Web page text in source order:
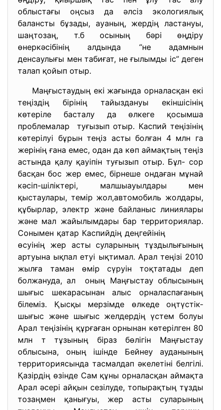
облыстағы оңсыз да әлсіз экологиялық
балансты бұзады, ауаның, жердің ластануы,
шаңтозаң, т.б осының бәрі өңдіру
өнеркәсібінің алдында “не адамнын
денсаулығы мен табиғат, не ғылымды іс” деген
талап қойып отыр.
Маңғыстаудың екі жағында орналасқан екі
теңіздің бірінің тайыздануы екіншісінің
көтеріле басталу да өлкеге қосымша
проблемалар туғызып отыр. Каспий теңізінің
көтерілуі бұрын теңіз асты болған 4 млн га
жерінің ғана емес, одан да көп аймақтың теңіз
астында қалу қауіпін туғызып отыр. Бұл- сор
басқан бос жер емес, бірнеше ондаған мұнай
кәсіп-шіліктері, малшыауылдары мен
қыстаулары, темір жол,автомобиль жолдары,
құбырлар, электр және байланыс линиялары
және мал жайылымдары бар территориялар.
Сонымен қатар Каспийдің деңгейінің
өсуінің жер асты суларының тұздылығының
артуына ықпал етуі ықтимал. Арал теңізі 2010
жылға таман өмір сүруін тоқтатады деп
болжануда, ал оның Маңғыстау облысының
шығыс шекарасынан алыс орналаспағаның
білеміз. Қысқы мерзімде өлкеде оңтүстік-
шығыс және шығыс желдердің үстем болуы
Арал теңізінің құрғаған орнынан көтерілген 80
млн т тұзының біраз бөлігін Маңғыстау
облысына, оның ішінде Бейнеу ауданының
территориясында тасмалдап әкелетіні белгілі.
Қазірдің өзінде Сам құны орналасқан аймақта
Арал әсері айқын сезілуде, топырақтың тұзды
тозаңмен қанығуы, жер асты суларының